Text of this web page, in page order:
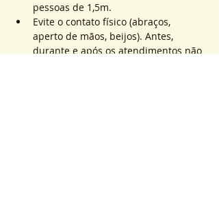
pessoas de 1,5m.
Evite o contato físico (abraços,
aperto de mãos, beijos). Antes,
durante e após os atendimentos não